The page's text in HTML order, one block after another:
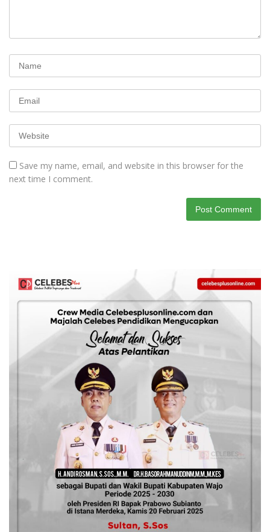
Save my name, email, and website in this browser for the
next time I comment.